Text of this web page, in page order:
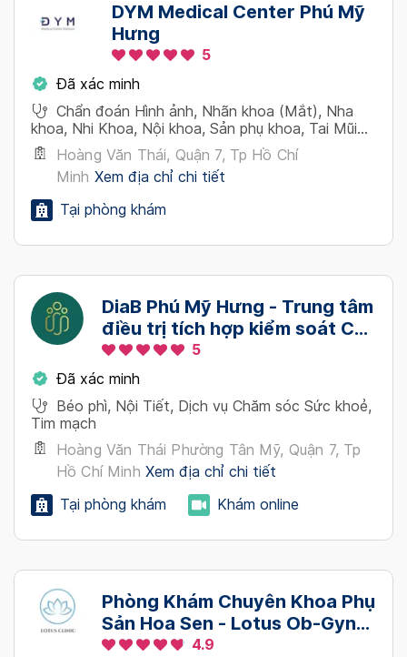
DYM Medical Center Phú Mỹ
Hưng
5
Đã xác minh
Chẩn đoán Hình ảnh, Nhãn khoa (Mắt), Nha
khoa, Nhi Khoa, Nội khoa, Sản phụ khoa, Tai Mũi
Họng
Hoàng Văn Thái, Quận 7, Tp Hồ Chí
Minh Xem địa chỉ chi tiết
Tại phòng khám
DiaB Phú Mỹ Hưng - Trung tâm
điều trị tích hợp kiểm soát Cân
nặng - Bệnh mãn tính
5
Đã xác minh
Béo phì, Nội Tiết, Dịch vụ Chăm sóc Sức khoẻ,
Tim mạch
Hoàng Văn Thái Phường Tân Mỹ, Quận 7, Tp
Hồ Chí Minh Xem địa chỉ chi tiết
Tại phòng khám
Khám online
Phòng Khám Chuyên Khoa Phụ
Sản Hoa Sen - Lotus Ob-Gyn
Clinic
4.9